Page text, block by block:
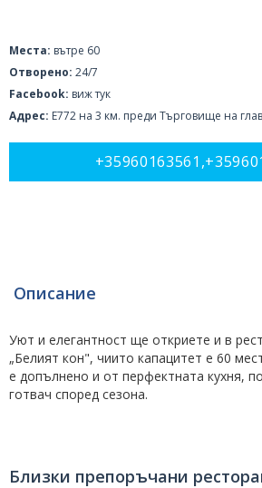
Места: вътре 60
Отворено: 24/7
Facebook: виж тук
Адрес: Е772 на 3 км. преди Търговище на
Описание
Уют и елегантност ще откриете и в
„Белият кон", чиито капацитет е 60
е допълнено и от перфектната кухня,
готвач според сезона.
Близки препоръчани